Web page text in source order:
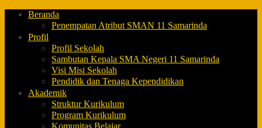
Beranda
Penempatan Atribut SMAN 11 Samarinda
Profil
Profil Sekolah
Sambutan Kepala SMA Negeri 11 Samarinda
Visi Misi Sekolah
Pendidik dan Tenaga Kependidikan
Akademik
Struktur Kurikulum
Program Kurikulum
Komunitas Belajar